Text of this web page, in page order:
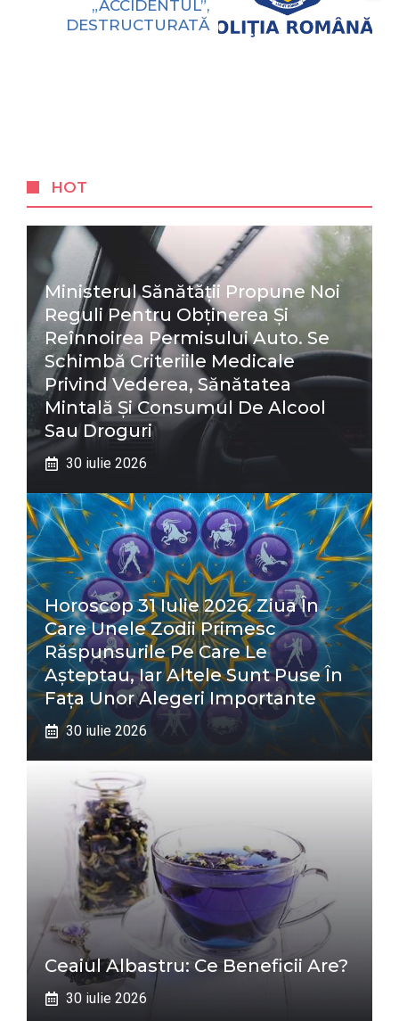
„ACCIDENTUL”,
DESTRUCTURATĂ
HOT
Ministerul Sănătății Propune Noi
Reguli Pentru Obținerea Și
Reînnoirea Permisului Auto. Se
Schimbă Criteriile Medicale
Privind Vederea, Sănătatea
Mintală Și Consumul De Alcool
Sau Droguri
30 iulie 2026
Horoscop 31 Iulie 2026. Ziua În
Care Unele Zodii Primesc
Răspunsurile Pe Care Le
Așteptau, Iar Altele Sunt Puse În
Fața Unor Alegeri Importante
30 iulie 2026
Ceaiul Albastru: Ce Beneficii Are?
30 iulie 2026